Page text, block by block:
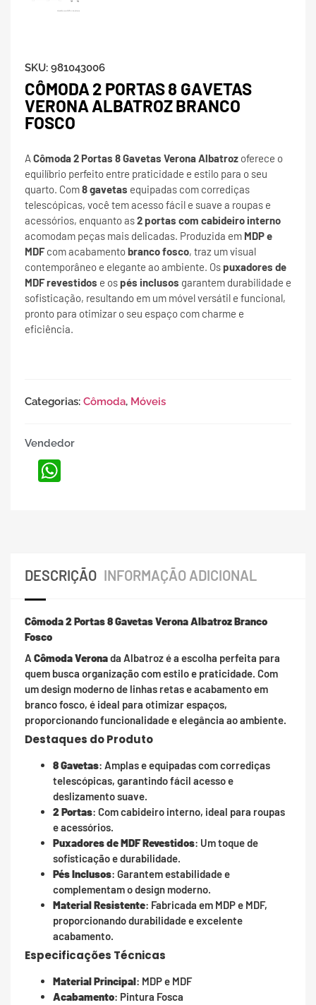
SKU: 981043006
CÔMODA 2 PORTAS 8 GAVETAS
VERONA ALBATROZ BRANCO
FOSCO
ACômoda 2 Portas 8 Gavetas Verona Albatroz oferece o
equilíbrio perfeito entre praticidade e estilo para o seu
quarto. Com8 gavetas equipadas com corrediças
telescópicas, você tem acesso fácil e suave a roupas e
acessórios, enquanto as2 portas com cabideiro interno
acomodam peças mais delicadas. Produzida em MDP e
MDFcom acabamentobranco fosco, traz um visual
contemporâneo e elegante ao ambiente. Ospuxadores de
MDF revestidos e ospés inclusos garantem durabilidade e
sofisticação, resultando em um móvel versátil e funcional,
pronto para otimizar o seu espaço com charme e
eficiência.
Categorias: Cômoda, Móveis
Vendedor
DESCRIÇÃO INFORMAÇÃO ADICIONAL
Cômoda 2 Portas 8 Gavetas Verona Albatroz Branco
Fosco
A Cômoda Veronada Albatroz é a escolha perfeita para
quem busca organização com estilo e praticidade. Com
um design moderno de linhas retas e acabamento em
branco fosco, é ideal para otimizar espaços,
proporcionando funcionalidade e elegância ao ambiente.
Destaques do Produto
8 Gavetas: Amplas e equipadas com corrediças
telescópicas, garantindo fácil acesso e
deslizamento suave.
2 Portas: Com cabideiro interno, ideal para roupas
e acessórios.
Puxadores de MDF Revestidos: Um toque de
sofisticação e durabilidade.
Pés Inclusos: Garantem estabilidade e
complementam o design moderno.
Material Resistente: Fabricada em MDP e MDF,
proporcionando durabilidade e excelente
acabamento.
Especificações Técnicas
Material Principal: MDP e MDF
Acabamento: Pintura Fosca